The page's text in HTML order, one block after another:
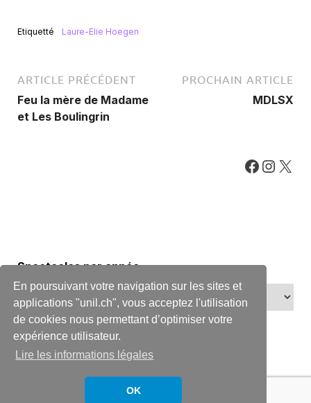
En poursuivant votre navigation sur les sites et
applications "unil.ch", vous acceptez l'utilisation
de cookies nous permettant d’optimiser votre
expérience utilisateur.
Lire les informations légales
OK
Etiquetté Laure-Elie Hoegen
ARTICLE PRÉCÉDENT
Feu la mère de Madame
et Les Boulingrin
PROCHAIN ARTICLE
MDLSX
Spectacles par année